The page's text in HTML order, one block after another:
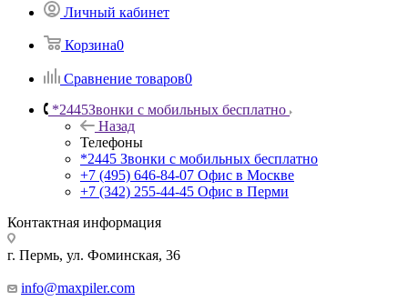
Личный кабинет
Корзина0
Сравнение товаров0
*2445Звонки с мобильных бесплатно
Назад
Телефоны
*2445 Звонки с мобильных бесплатно
+7 (495) 646-84-07 Офис в Москве
+7 (342) 255-44-45 Офис в Перми
Контактная информация
г. Пермь, ул. Фоминская, 36
info@maxpiler.com